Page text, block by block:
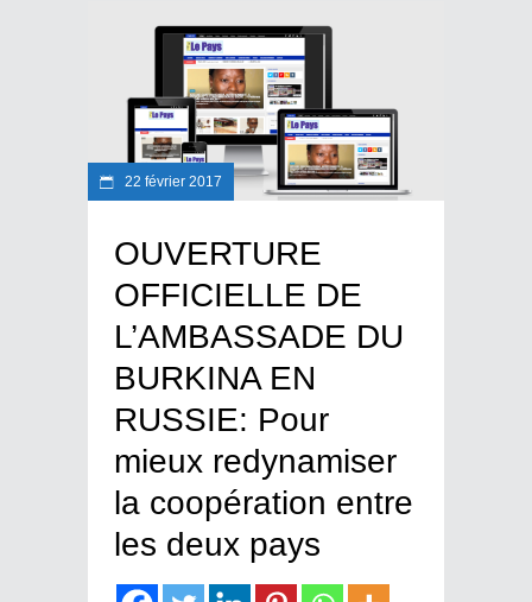
22 février 2017
OUVERTURE
OFFICIELLE DE
L’AMBASSADE DU
BURKINA EN
RUSSIE: Pour
mieux redynamiser
la coopération entre
les deux pays